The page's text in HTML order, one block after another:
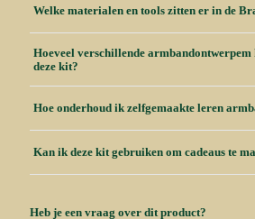
Welke materialen en tools zitten er in de
Hoeveel verschillende
deze kit?
Hoe onderhoud ik zelfgemaakte leren
Kan ik deze kit gebruiken om cadeaus te
Heb je een vraag over dit product?